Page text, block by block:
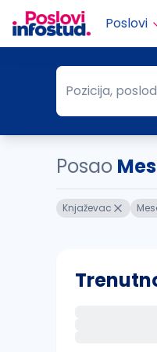
Poslovi
Pozicija,
Pozicija,
Posao
Knjaževac